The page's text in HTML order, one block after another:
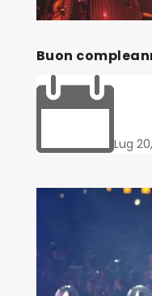
Buon
Lug